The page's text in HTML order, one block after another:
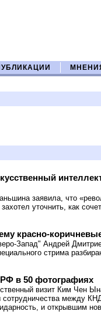
заявила, что
уточнить, как
красно-
Запад" Андрей
стрима
в 50 фотографиях
визит Ким Чен
сотрудничества между
и открывшим